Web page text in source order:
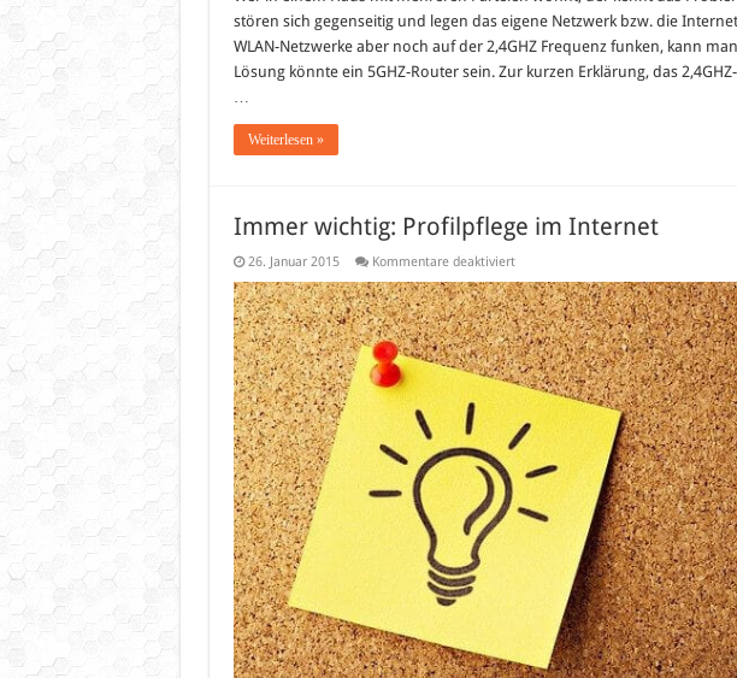
stören sich gegenseitig und legen das eigene Netzwerk bzw. die
WLAN-Netzwerke aber noch auf der 2,4GHZ Frequenz funken, kann
Lösung könnte ein 5GHZ-Router sein. Zur kurzen Erklärung, das
Weiterlesen »
Immer wichtig: Profilpflege im Internet
26. Januar 2015 Kommentare deaktiviertfür
wichtig:
Profilpflege
im
Internet